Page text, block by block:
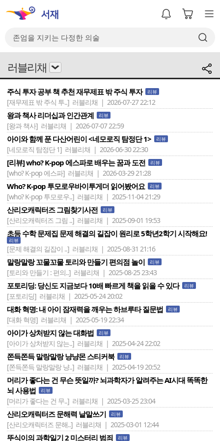
러블리채
주식 투자 공부 책 추천 재무제표 밖 주식 투자 리뷰
[재무제표 밖 주식 투..] 러블리채 | 2026-07-27 22:12
왕과 책사 리더십과 인간관계 리뷰
[왕과 책사] 러블리채 | 2026-07-07 22:59
아이와 함께 푼 다산어린이 <네모로직 탐정단 1> 리뷰
[네모로직 탐정단 1] 러블리채 | 2026-06-30 22:30
[리뷰] who? K-pop 에스파로 배우는 꿈과 도전 리뷰
[who? K-pop 에스파] 러블리채 | 2026-03-29 21:28
Who? K-pop 투모로우바이투게더 읽어봤어요 리뷰
[who? K-pop 투모로우..] 러블리채 | 2025-11-04 21:29
산리오캐릭터즈 그림찾기사전 리뷰
[산리오캐릭터즈 그림 ..] 러블리채 | 2025-09-01 19:53
초등 수학 문제집 문제 해결의 길잡이 원리로 5학년2학기 시작해요!
리뷰
[문제 해결의 길잡이 ..] 러블리채 | 2025-08-31 21:16
말랑말랑 꼬물꼬물 토리와 만들기 편의점 놀이 리뷰
[토리와 만들기 : 편의..] 러블리채 | 2025-08-25 23:43
포토리딩: 당신도 지금보다 10배 빠르게 책을 읽을 수 있다 리뷰
[포토리딩] 러블리채 | 2025-05-24 20:02
대화 혁명: 내 아이 잠재력을 깨우는 하브루타 질문법 리뷰
[대화 혁명] 러블리채 | 2025-05-19 22:34
아이가 상처받지 않는 대화법 리뷰
[아이가 상처받지 않는..] 러블리채 | 2025-04-24 22:02
쫀득쫀득 말랑말랑 냥냥몬 스티커북 리뷰
[쫀득쫀득 말랑말랑 냥..] 러블리채 | 2025-04-19 20:52
머리가 좋다는 건 무슨 뜻일까? 뇌과학자가 알려주는 AI시대 똑똑한
뇌 사용법
리뷰
[머리가 좋다는 건 무..] 러블리채 | 2025-03-25 23:04
산리오캐릭터즈 문해력 낱말쓰기 리뷰
[산리오캐릭터즈 문해..] 러블리채 | 2025-03-01 12:44
뚜식이의 과학일기 2 미스터리 범죄 리뷰